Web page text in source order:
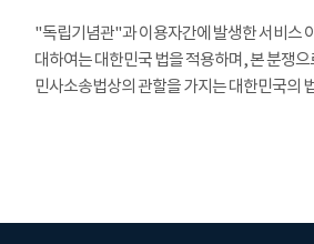
"독립기념관"과 이용자간에 발생한 서비스
대하여는 대한민국 법을 적용하며, 본 분쟁으
민사소송법상의 관할을 가지는 대한민국의